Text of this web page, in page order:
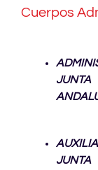
Cuerpos
JUNTA
JUNTA